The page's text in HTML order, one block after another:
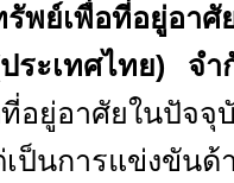
รัพย์เพื่อที่อยู่อ
ระเทศไทย) จ
อยู่อาศัยในปัจจุ
เป็นการแข่งขัน